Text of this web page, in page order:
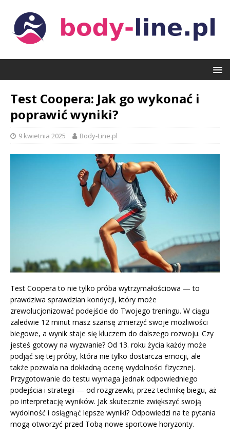
Test Coopera: Jak go wykonać i
poprawić wyniki?
9 kwietnia 2025 Body-Line.pl
Test Coopera to nie tylko próba wytrzymałościowa — to
prawdziwa sprawdzian kondycji, który może
zrewolucjonizować podejście do Twojego treningu. W ciągu
zaledwie 12 minut masz szansę zmierzyć swoje możliwości
biegowe, a wynik staje się kluczem do dalszego rozwoju. Czy
jesteś gotowy na wyzwanie? Od 13. roku życia każdy może
podjąć się tej próby, która nie tylko dostarcza emocji, ale
także pozwala na dokładną ocenę wydolności fizycznej.
Przygotowanie do testu wymaga jednak odpowiedniego
podejścia i strategii — od rozgrzewki, przez technikę biegu, aż
po interpretację wyników. Jak skutecznie zwiększyć swoją
wydolność i osiągnąć lepsze wyniki? Odpowiedzi na te pytania
mogą otworzyć przed Tobą nowe sportowe horyzonty.